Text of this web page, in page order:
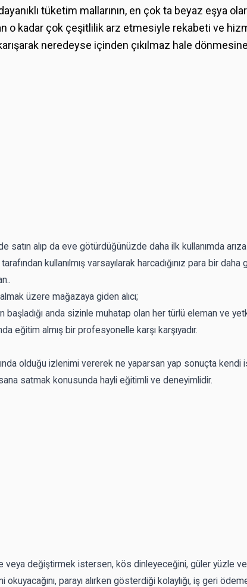
tüketim mallarının, en çok ta beyaz eşya
o kadar çok çeşitlilik arz etmesiyle rekabeti ve
neredeyse içinden çıkılmaz hale
satın alıp da eve götürdüğünüzde daha ilk kullanımda
kullanılmış varsayılarak harcadığınız para bir daha
almak üzere mağazaya giden alıcı;
başladığı anda sizinle muhatap olan her türlü eleman ve
eğitim almış bir profesyonelle karşı karşıyadır.
olduğu izlenimi vererek ne yaparsan yap sonuçta kendi
satmak konusunda hayli eğitimli ve deneyimlidir.
veya değiştirmek istersen, kös dinleyeceğini, güler yüzle
parayı alırken gösterdiği kolaylığı, iş geri